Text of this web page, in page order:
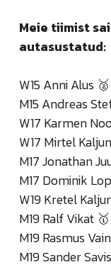
Meie tiimist
autasustatud:
W15 Anni Alus 🥈
M15 Andreas
W17 Karmen
W17 Mirtel
M17 Jonathan
M17 Dominik
W19 Kretel
M19 Ralf Vikat 🥇
M19 Rasmus
M19 Sander